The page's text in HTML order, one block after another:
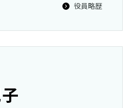
役員略歴